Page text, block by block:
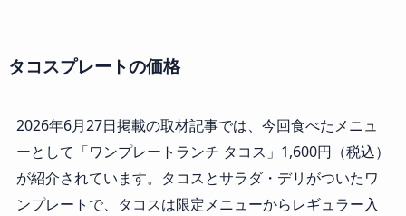
タコスプレートの価格
2026年6月27日掲載の取材記事では、今回食べたメニュ
ーとして「ワンプレートランチ タコス」1,600円（税込）
が紹介されています。タコスとサラダ・デリがついたワ
ンプレートで、タコスは限定メニューからレギュラー入